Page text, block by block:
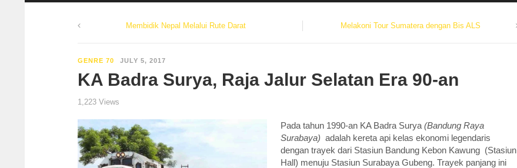
Membidik Nepal Melalui Rute Darat Melakoni Tour Sumatera dengan Bis ALS
GENRE 70 JULY 5, 2017
KA Badra Surya, Raja Jalur Selatan Era 90-an
1,223 Views
Pada tahun 1990-an KA Badra Surya (Bandung Raya
Surabaya) adalah kereta api kelas ekonomi legendaris
dengan trayek dari Stasiun Bandung Kebon Kawung (Stasiun
Hall) menuju Stasiun Surabaya Gubeng. Trayek panjang ini